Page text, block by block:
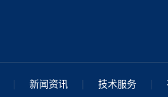
| 新闻资讯 | 技术服务 |